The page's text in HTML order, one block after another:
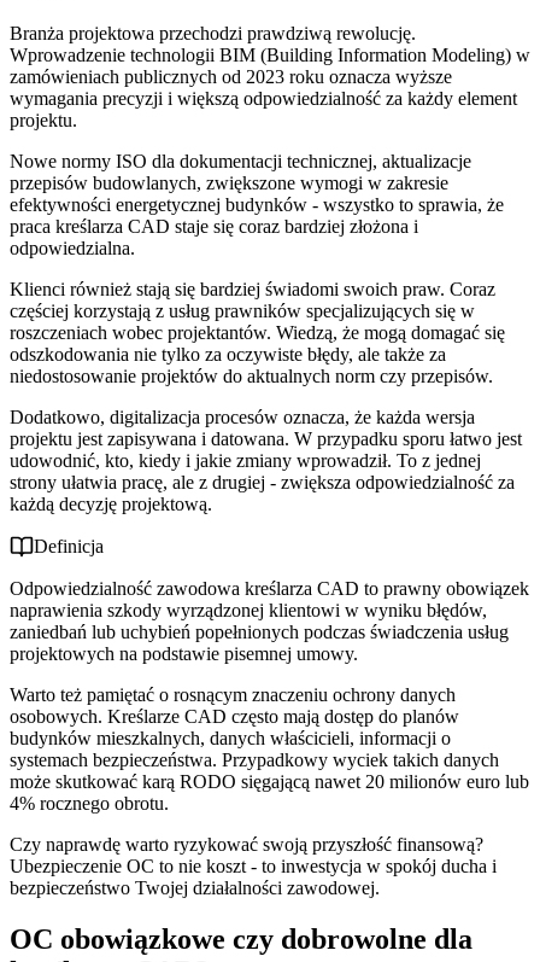
Branża projektowa przechodzi prawdziwą rewolucję.
Wprowadzenie technologii BIM (Building Information Modeling) w
zamówieniach publicznych od 2023 roku oznacza wyższe
wymagania precyzji i większą odpowiedzialność za każdy element
projektu.
Nowe normy ISO dla dokumentacji technicznej, aktualizacje
przepisów budowlanych, zwiększone wymogi w zakresie
efektywności energetycznej budynków - wszystko to sprawia, że
praca kreślarza CAD staje się coraz bardziej złożona i
odpowiedzialna.
Klienci również stają się bardziej świadomi swoich praw. Coraz
częściej korzystają z usług prawników specjalizujących się w
roszczeniach wobec projektantów. Wiedzą, że mogą domagać się
odszkodowania nie tylko za oczywiste błędy, ale także za
niedostosowanie projektów do aktualnych norm czy przepisów.
Dodatkowo, digitalizacja procesów oznacza, że każda wersja
projektu jest zapisywana i datowana. W przypadku sporu łatwo jest
udowodnić, kto, kiedy i jakie zmiany wprowadził. To z jednej
strony ułatwia pracę, ale z drugiej - zwiększa odpowiedzialność za
każdą decyzję projektową.
Definicja
Odpowiedzialność zawodowa kreślarza CAD to prawny obowiązek
naprawienia szkody wyrządzonej klientowi w wyniku błędów,
zaniedbań lub uchybień popełnionych podczas świadczenia usług
projektowych na podstawie pisemnej umowy.
Warto też pamiętać o rosnącym znaczeniu ochrony danych
osobowych. Kreślarze CAD często mają dostęp do planów
budynków mieszkalnych, danych właścicieli, informacji o
systemach bezpieczeństwa. Przypadkowy wyciek takich danych
może skutkować karą RODO sięgającą nawet 20 milionów euro lub
4% rocznego obrotu.
Czy naprawdę warto ryzykować swoją przyszłość finansową?
Ubezpieczenie OC to nie koszt - to inwestycja w spokój ducha i
bezpieczeństwo Twojej działalności zawodowej.
OC obowiązkowe czy dobrowolne dla